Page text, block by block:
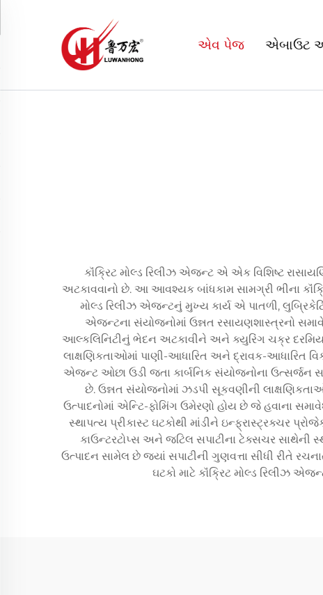
એવ પેજ એબાઉટ
કૉંક્રિટ મોલ્ડ રિલીઝ એજન્ટ એ એક વિશિષ્ટ
અટકાવવાનો છે. આ આવશ્યક બાંધકામ સામગ્રી ભીના
મોલ્ડ રિલીઝ એજન્ટનું મુખ્ય કાર્ય એ પાતળી,
એજન્ટના સંયોજનોમાં ઉન્નત રસાયણશાસ્ત્રનો
આલ્કલિનિટીનું ભેદન અટકાવીને અને ક્યુરિંગ ચક્ર
લાક્ષણિકતાઓમાં પાણી-આધારિત અને દ્રાવક-આધારિત
એજન્ટ ઓછા ઉડી જતા કાર્બનિક સંયોજનોના ઉત્સર્જન સાથે
છે. ઉન્નત સંયોજનોમાં ઝડપી સૂકવણીની
ઉત્પાદનોમાં એન્ટિ-ફોમિંગ ઉમેરણો હોય છે જે હવાના
સ્થાપત્ય પ્રીકાસ્ટ ઘટકોથી માંડીને ઇન્ફ્રાસ્ટ્રક્ચર
કાઉન્ટરટોપ્સ અને જટિલ સપાટીના ટેક્સચર સાથેની
ઉત્પાદન સામેલ છે જ્યાં સપાટીની ગુણવત્તા સીધી રીતે
ઘટકો માટે કૉંક્રિટ મોલ્ડ રિલીઝ